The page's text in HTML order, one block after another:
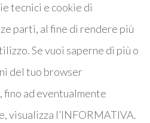
tecnici e cookie di
parti, al fine di rendere più
Se vuoi saperne di più o
del tuo browser
ad eventualmente
visualizza l’INFORMATIVA.